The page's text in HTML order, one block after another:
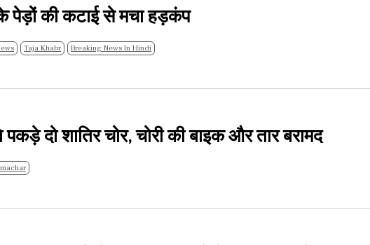
पेड़ों की कटाई से मचा हड़कंप
Taja Khabr Breaking News In Hindi
दो शातिर चोर, चोरी की बाइक और तार बरामद
Samachar